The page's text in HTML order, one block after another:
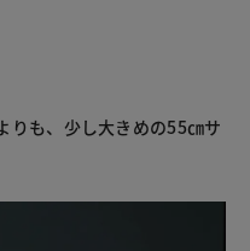
りも、少し大きめの55㎝サ